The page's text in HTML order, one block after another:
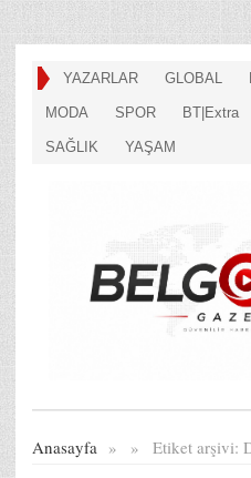
YAZARLAR GLOBAL
MODA SPOR BT|Extra
SAĞLIK YAŞAM
Anasayfa » Etiket arşivi:
»